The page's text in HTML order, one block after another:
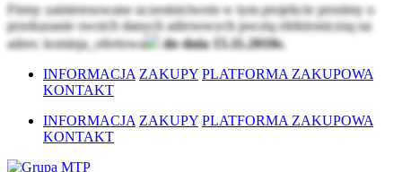
Firmy zainteresowane uczestnictwem w tym projekcie prosimy o
przekazanie swoich danych adresowych pocztą elektroniczną na
adres: komisja_ofertowa
do dnia 15.11.2010r.
INFORMACJA ZAKUPY PLATFORMA ZAKUPOWA
KONTAKT
INFORMACJA ZAKUPY PLATFORMA ZAKUPOWA
KONTAKT